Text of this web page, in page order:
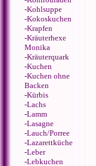
-Kohlsuppe
-Kokoskuchen
-Krapfen
-Kräuterhexe
Monika
-Kräuterquark
-Kuchen
-Kuchen ohne
Backen
-Kürbis
-Lachs
-Lamm
-Lasagne
-Lauch/Porree
-Lazarettküche
-Leber
-Lebkuchen